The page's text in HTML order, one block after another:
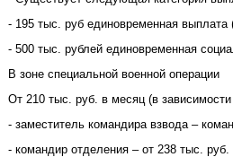
- 195 тыс. руб единовременная выплата
- 500 тыс. рублей единовременная
В зоне специальной военной операции
От 210 тыс. руб. в месяц (в
- заместитель командира взвода –
- командир отделения – от 238 тыс.